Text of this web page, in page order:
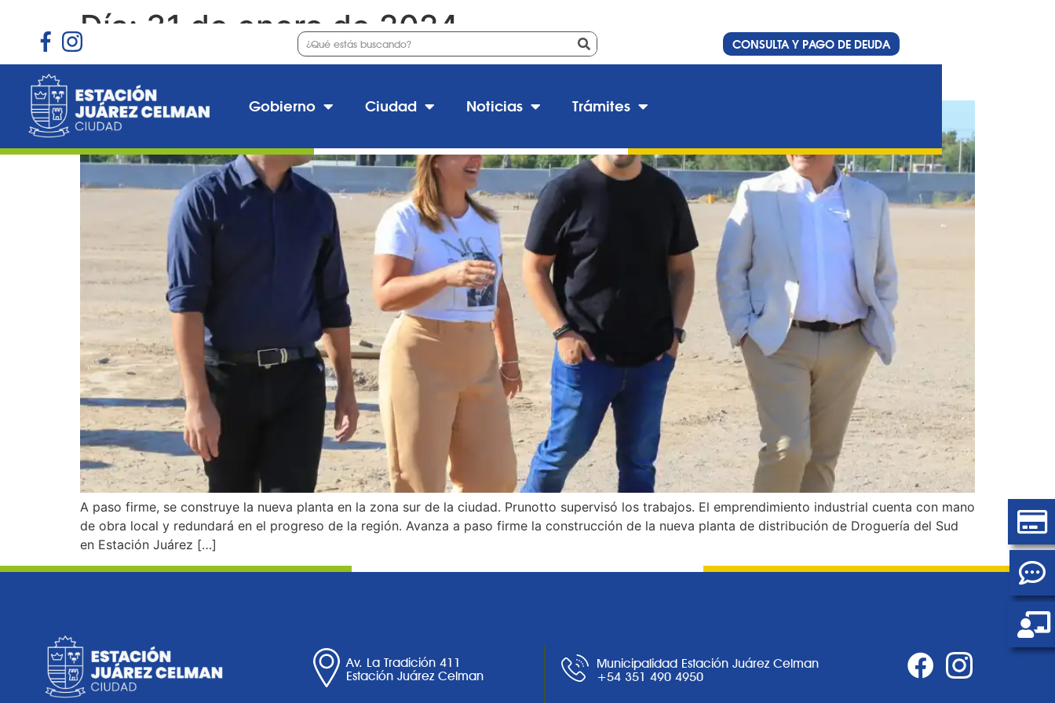
CONSULTA Y PAGO DE DEUDA
Gobierno Ciudad Noticias Trámites
Día: 31 de enero de 2024
Estación Juárez Celman: avanza la obra de Droguería del Sud
A paso firme, se construye la nueva planta en la zona sur de la ciudad. Prunotto supervisó los trabajos. El emprendimiento industrial cuenta con mano
de obra local y redundará en el progreso de la región. Avanza a paso firme la construcción de la nueva planta de distribución de Droguería del Sud
en Estación Juárez […]
Av. La Tradición 411
Estación Juárez Celman
Municipalidad Estación Juárez Celman
+54 351 490 4950